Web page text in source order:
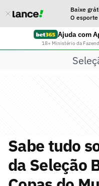
Baixe
O
Ajuda com
18+ Ministério da
Sabe tudo
da Seleção